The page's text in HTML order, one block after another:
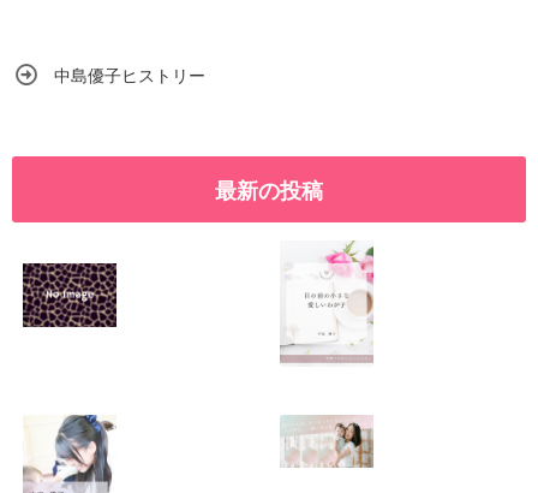
中島優子ヒストリー
最新の投稿
2026.01.11 2026.01.08